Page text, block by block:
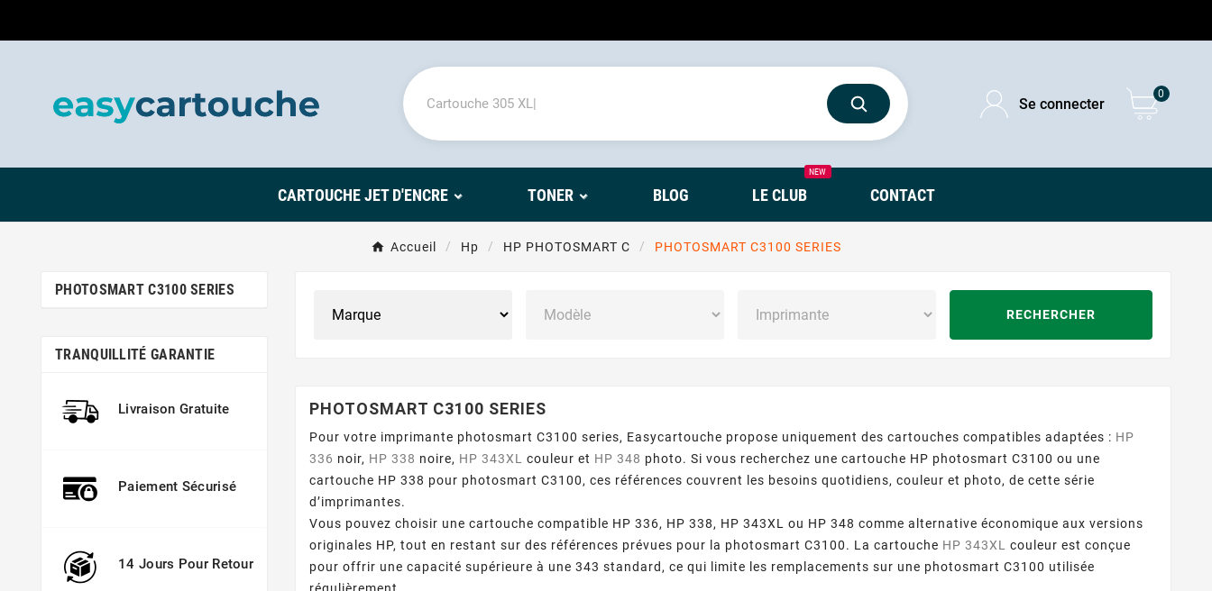
Se connecter
0
CARTOUCHE JET D'ENCRE TONER BLOG LE CLUB
NEW
CONTACT
Accueil Hp HP PHOTOSMART C PHOTOSMART C3100 SERIES
PHOTOSMART C3100 SERIES
TRANQUILLITÉ GARANTIE
Livraison Gratuite
Paiement Sécurisé
14 Jours Pour Retour
RECHERCHER
PHOTOSMART C3100 SERIES
Pour votre imprimante photosmart C3100 series, Easycartouche propose uniquement des cartouches compatibles adaptées : HP
336 noir, HP 338 noire, HP 343XL couleur et HP 348 photo. Si vous recherchez une cartouche HP photosmart C3100 ou une
cartouche HP 338 pour photosmart C3100, ces références couvrent les besoins quotidiens, couleur et photo, de cette série
d’imprimantes.
Vous pouvez choisir une cartouche compatible HP 336, HP 338, HP 343XL ou HP 348 comme alternative économique aux versions
originales HP, tout en restant sur des références prévues pour la photosmart C3100. La cartouche HP 343XL
couleur est conçue
pour offrir une capacité supérieure à une 343 standard, ce qui limite les remplacements sur une photosmart C3100 utilisée